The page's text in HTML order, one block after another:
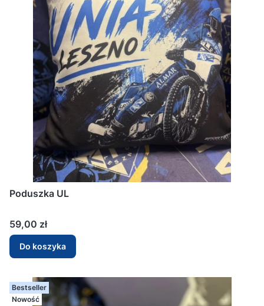
Poduszka UL
Cena
59,00 zł
Do koszyka
Bestseller
Nowość